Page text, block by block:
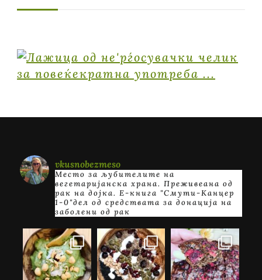
vkusnobezmeso
Место за љубителите на
вегетаријанска храна. Преживеана од
рак на дојка. E-книга "Смути-Канцер
1-0"дел од средствата за донација на
заболени од рак